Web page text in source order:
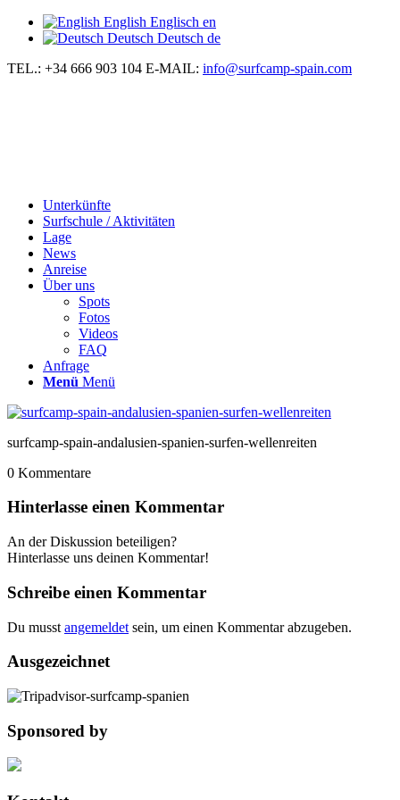
English Englisch en
Deutsch Deutsch de
TEL.: +34 666 903 104 E-MAIL: info@surfcamp-spain.com
Unterkünfte
Surfschule / Aktivitäten
Lage
News
Anreise
Über uns
Spots
Fotos
Videos
FAQ
Anfrage
Menü Menü
surfcamp-spain-andalusien-spanien-surfen-wellenreiten
0 Kommentare
Hinterlasse einen Kommentar
An der Diskussion beteiligen?
Hinterlasse uns deinen Kommentar!
Schreibe einen Kommentar
Du musst angemeldet sein, um einen Kommentar abzugeben.
Ausgezeichnet
Sponsored by